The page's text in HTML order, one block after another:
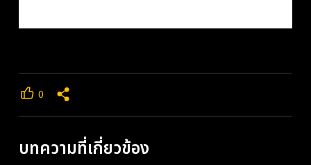
0
บทความที่เกี่ยวข้อง